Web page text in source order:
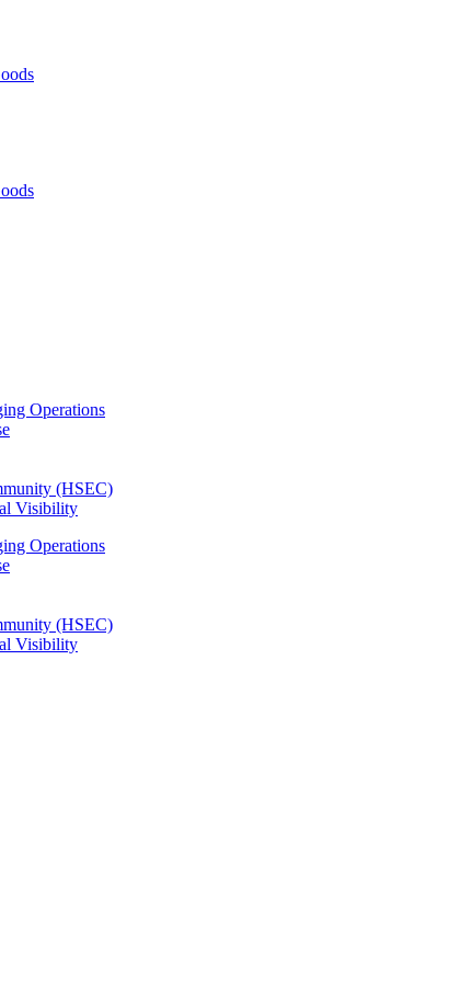
Operations
(HSEC)
Visibility
Operations
(HSEC)
Visibility